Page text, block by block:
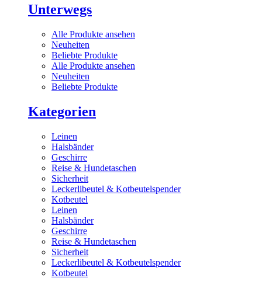
Unterwegs
Alle Produkte ansehen
Neuheiten
Beliebte Produkte
Alle Produkte ansehen
Neuheiten
Beliebte Produkte
Kategorien
Leinen
Halsbänder
Geschirre
Reise & Hundetaschen
Sicherheit
Leckerlibeutel & Kotbeutelspender
Kotbeutel
Leinen
Halsbänder
Geschirre
Reise & Hundetaschen
Sicherheit
Leckerlibeutel & Kotbeutelspender
Kotbeutel